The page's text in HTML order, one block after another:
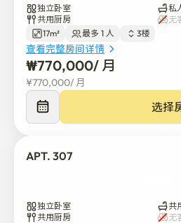
独立卧室
私
共用厨房
无
17m²
最多 1 人 3楼
查看完整房间详情
₩770,000/ 月
¥770,000/ 月
选择
APT. 307
独立卧室
共
共用厨房
无